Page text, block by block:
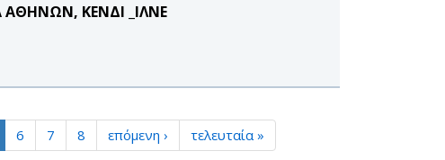
ΚΕΝΔΙ _ΙΛΝΕ
6 7 8 επόμενη › τελευταία »